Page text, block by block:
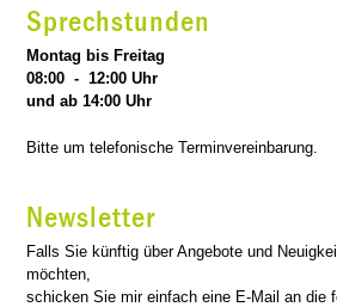
Sprechstunden
Montag bis Freitag
08:00 - 12:00 Uhr
und ab 14:00 Uhr
Bitte um telefonische Terminvereinbarung.
Newsletter
Falls Sie künftig über Angebote und
möchten,
schicken Sie mir einfach eine E-Mail an die